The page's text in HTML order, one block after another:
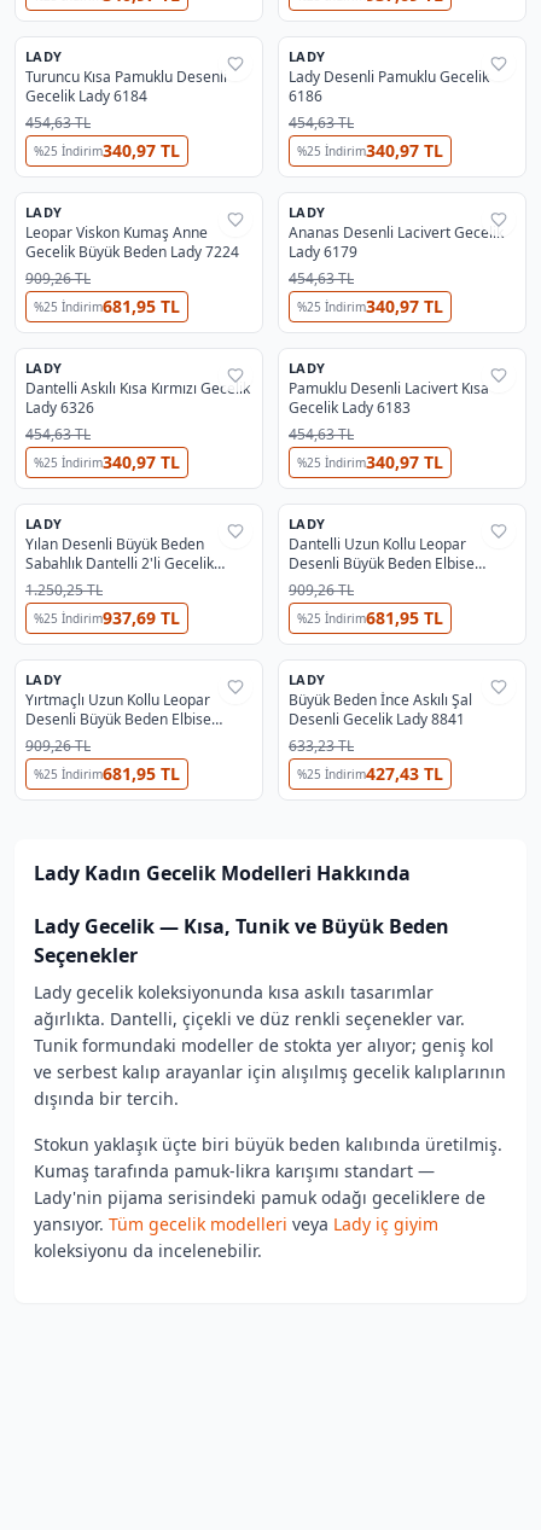
%62
LADY
Turuncu Kısa Pamuklu Desenli
Gecelik Lady 6184
454,63 TL
%25 İndirim340,97 TL
%62
LADY
Lady Desenli Pamuklu Gecelik
6186
454,63 TL
%25 İndirim340,97 TL
%62
LADY
Leopar Viskon Kumaş Anne
Gecelik Büyük Beden Lady 7224
909,26 TL
%25 İndirim681,95 TL
%62
LADY
Ananas Desenli Lacivert Gecelik
Lady 6179
454,63 TL
%25 İndirim340,97 TL
%62
LADY
Dantelli Askılı Kısa Kırmızı Gecelik
Lady 6326
454,63 TL
%25 İndirim340,97 TL
%62
LADY
Pamuklu Desenli Lacivert Kısa
Gecelik Lady 6183
454,63 TL
%25 İndirim340,97 TL
%62
LADY
Yılan Desenli Büyük Beden
Sabahlık Dantelli 2'li Gecelik
Takımı Lady 19236
1.250,25 TL
%25 İndirim937,69 TL
%62
LADY
Dantelli Uzun Kollu Leopar
Desenli Büyük Beden Elbise
Gecelik Lady 7284
909,26 TL
%25 İndirim681,95 TL
%62
LADY
Yırtmaçlı Uzun Kollu Leopar
Desenli Büyük Beden Elbise
Gecelik Lady 7279
909,26 TL
%25 İndirim681,95 TL
%66
OUTLET
Büyük Beden Gecelik
En Çok İncelenen#2
LADY
Büyük Beden İnce Askılı Şal
Desenli Gecelik Lady 8841
633,23 TL
%25 İndirim427,43 TL
Lady Kadın Gecelik Modelleri Hakkında
Lady Gecelik — Kısa, Tunik ve Büyük Beden
Seçenekler
Lady gecelik koleksiyonunda kısa askılı tasarımlar
ağırlıkta. Dantelli, çiçekli ve düz renkli seçenekler var.
Tunik formundaki modeller de stokta yer alıyor; geniş kol
ve serbest kalıp arayanlar için alışılmış gecelik kalıplarının
dışında bir tercih.
Stokun yaklaşık üçte biri büyük beden kalıbında üretilmiş.
Kumaş tarafında pamuk-likra karışımı standart —
Lady'nin pijama serisindeki pamuk odağı geceliklere de
yansıyor. Tüm gecelik modelleri veya Lady iç giyim
koleksiyonu da incelenebilir.